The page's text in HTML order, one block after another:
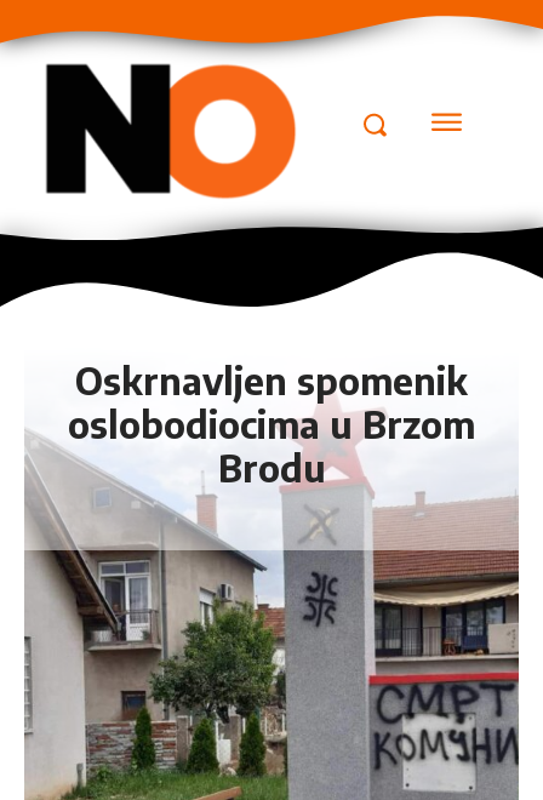
Oskrnavljen spomenik
oslobodiocima u Brzom
Brodu